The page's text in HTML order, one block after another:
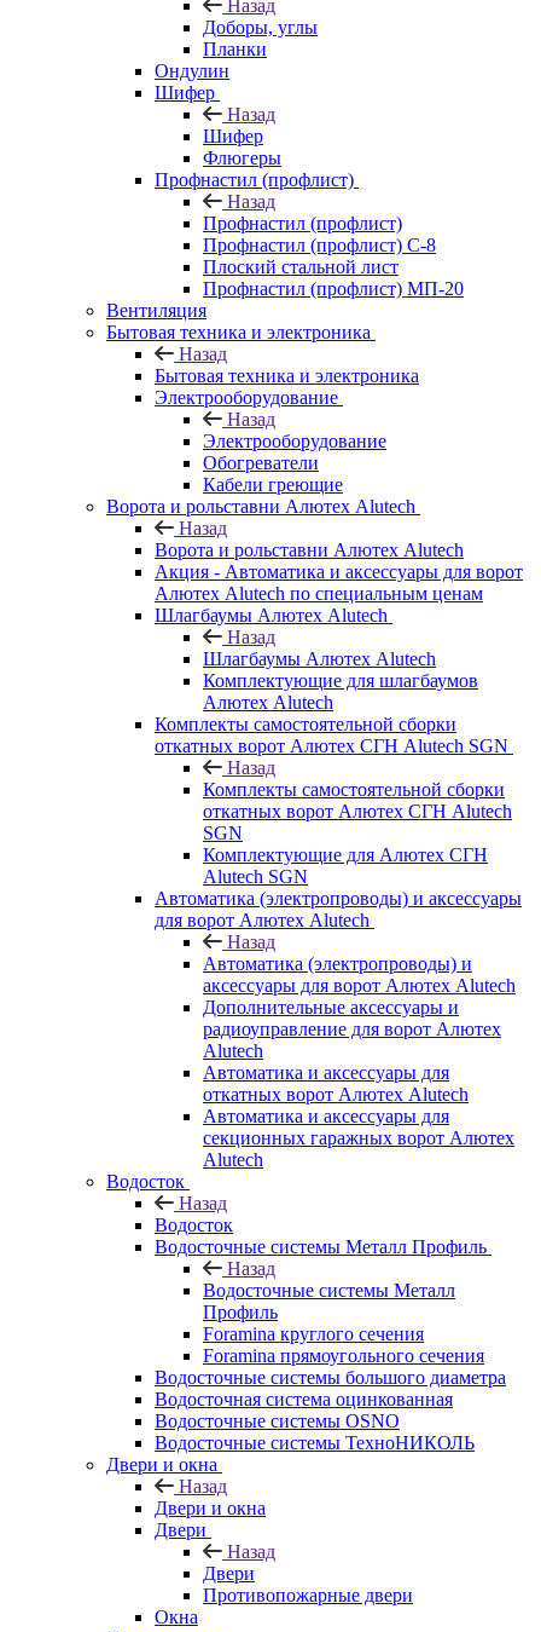
Назад
Доборы, углы
Планки
Ондулин
Шифер
Назад
Шифер
Флюгеры
Профнастил (профлист)
Назад
Профнастил (профлист)
Профнастил (профлист) С-8
Плоский стальной лист
Профнастил (профлист) МП-20
Вентиляция
Бытовая техника и электроника
Назад
Бытовая техника и электроника
Электрооборудование
Назад
Электрооборудование
Обогреватели
Кабели греющие
Ворота и рольставни Алютех Alutech
Назад
Ворота и рольставни Алютех Alutech
Акция - Автоматика и аксессуары для ворот
Алютех Alutech по специальным ценам
Шлагбаумы Алютех Alutech
Назад
Шлагбаумы Алютех Alutech
Комплектующие для шлагбаумов
Алютех Alutech
Комплекты самостоятельной сборки
откатных ворот Алютех СГН Alutech SGN
Назад
Комплекты самостоятельной сборки
откатных ворот Алютех СГН Alutech
SGN
Комплектующие для Алютех СГН
Alutech SGN
Автоматика (электропроводы) и аксессуары
для ворот Алютех Alutech
Назад
Автоматика (электропроводы) и
аксессуары для ворот Алютех Alutech
Дополнительные аксессуары и
радиоуправление для ворот Алютех
Alutech
Автоматика и аксессуары для
откатных ворот Алютех Alutech
Автоматика и аксессуары для
секционных гаражных ворот Алютех
Alutech
Водосток
Назад
Водосток
Водосточные системы Металл Профиль
Назад
Водосточные системы Металл
Профиль
Foramina круглого сечения
Foramina прямоугольного сечения
Водосточные системы большого диаметра
Водосточная система оцинкованная
Водосточные системы OSNO
Водосточные системы ТехноНИКОЛЬ
Двери и окна
Назад
Двери и окна
Двери
Назад
Двери
Противопожарные двери
Окна